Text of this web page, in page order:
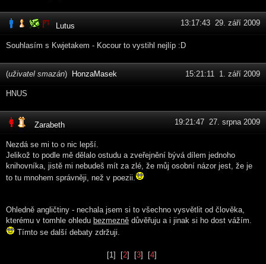
Lutus 13:17:43 29. září 2009
Souhlasím s Kwjetakem - Kocour to vystihl nejlíp :D
(uživatel smazán) HonzaMasek 15:21:11 1. září 2009
HNUS
Zarabeth 19:21:47 27. srpna 2009
Nezdá se mi to o nic lepší.
Jelikož to podle mě dělalo ostudu a zveřejnění bývá dílem jednoho
knihovníka, jistě mi nebudeš mít za zlé, že můj osobní názor jest, že je
to tu mnohem správněji, než v poezii.
Ohledně angličtiny - nechala jsem si to všechno vysvětlit od člověka,
kterému v tomhle ohledu bezmezně důvěřuju a i jinak si ho dost vážím.
Tímto se další debaty zdržuji.
[1] [2] [3] [4]